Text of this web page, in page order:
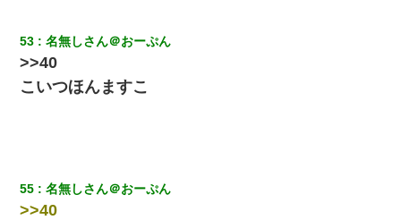
53 名無しさん＠おーぷん
>>40
こいつほんますこ
55 名無しさん＠おーぷん
>>40